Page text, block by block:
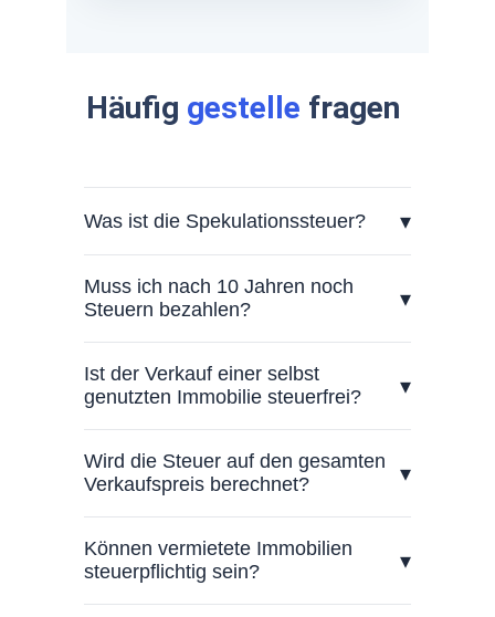
Häufig gestelle fragen